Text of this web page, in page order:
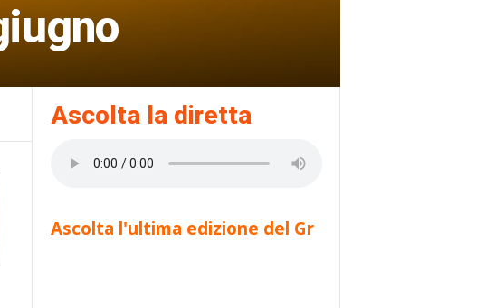
Ascolta la diretta
Ascolta l'ultima edizione del Gr